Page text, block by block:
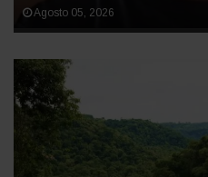
Agosto 05, 2026